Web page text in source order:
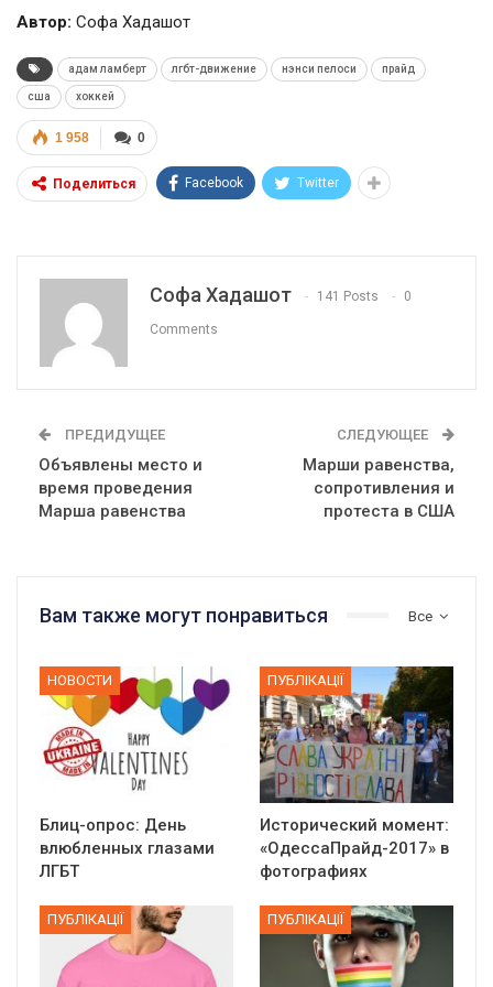
Автор: Софа Хадашот
адам ламберт лгбт-движение нэнси пелоси прайд
сша хоккей
0
1 958
Поделиться Facebook Twitter
Софа Хадашот 141 Posts 0
Comments
ПРЕДИДУЩЕЕ
Объявлены место и
время проведения
Марша равенства
СЛЕДУЮЩЕЕ
Марши равенства,
сопротивления и
протеста в США
Все
Вам также могут понравиться
НОВОСТИ
Блиц-опрос: День
влюбленных глазами
ЛГБТ
ПУБЛІКАЦІЇ
Исторический момент:
«ОдессаПрайд-2017» в
фотографиях
ПУБЛІКАЦІЇ ПУБЛІКАЦІЇ